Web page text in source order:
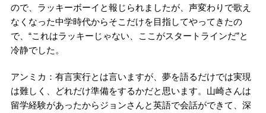
ので、ラッキーボーイと報じられましたが、声変わりで歌え
なくなった中学時代からそこだけを目指してやってきたの
で、“これはラッキーじゃない、ここがスタートラインだ”と
冷静でした。
アンミカ：有言実行とは言いますが、夢を語るだけでは実現
は難しく、どれだけ準備をするかだと思います。山崎さんは
留学経験があったからジョンさんと英語で会話ができて、深